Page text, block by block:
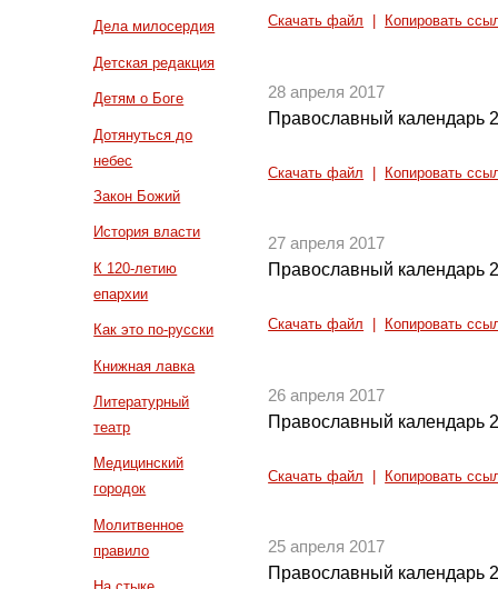
Дела милосердия
Детская редакция
Детям о Боге
Дотянуться до
небес
Закон Божий
История власти
К 120-летию
епархии
Как это по-русски
Книжная лавка
Литературный
театр
Медицинский
городок
Молитвенное
правило
Скачать файл Копировать
28 апреля 2017
Православный календарь
Скачать файл Копировать
27 апреля 2017
Православный календарь
Скачать файл Копировать
26 апреля 2017
Православный календарь
Скачать файл Копировать
25 апреля 2017
Православный календарь